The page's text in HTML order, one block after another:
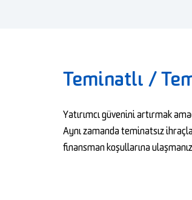
Teminatlı /
Yatırımcı güvenini artırmak
Aynı zamanda teminatsız
finansman koşullarına